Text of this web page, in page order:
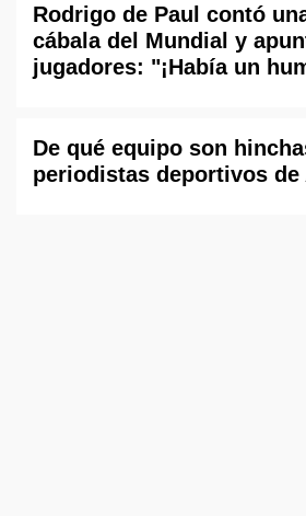
Rodrigo de Paul contó
cábala del Mundial y
jugadores: "¡Había un
De qué equipo son
periodistas deportivos de